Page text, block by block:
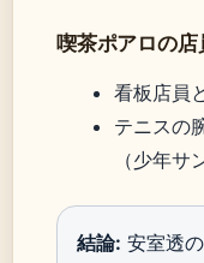
喫茶ポアロの店
看板店員
テニスの
（少年サ
結論: 安室透